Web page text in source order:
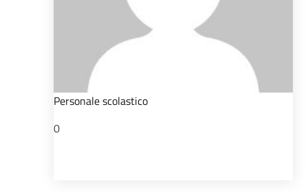
Personale scolastico
0